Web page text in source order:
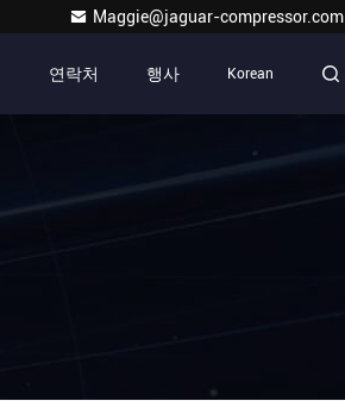
Maggie@jaguar-compressor.com
연락처 행사 Korean